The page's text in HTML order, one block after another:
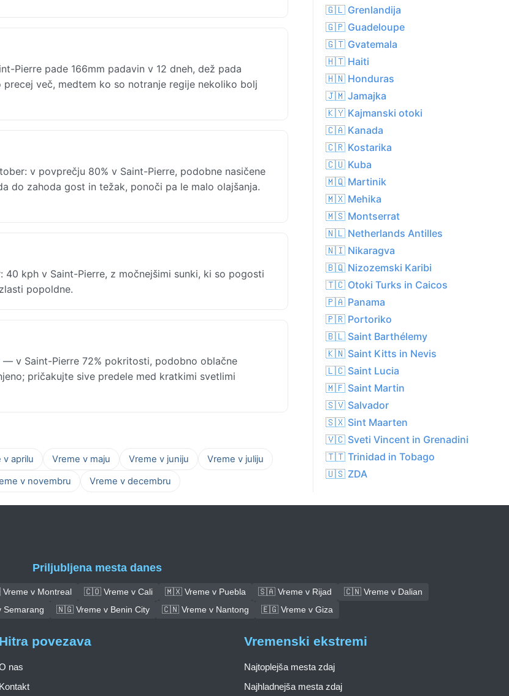
Pierre pade 166mm padavin v 12 dneh, dež pada
več, medtem ko so notranje regije nekoliko bolj
v povprečju 80% v Saint-Pierre, podobne nasičene
do zahoda gost in težak, ponoči pa le malo olajšanja.
kph v Saint-Pierre, z močnejšimi sunki, ki so pogosti
popoldne.
v Saint-Pierre 72% pokritosti, podobno oblačne
pričakujte sive predele med kratkimi svetlimi
v aprilu Vreme v maju Vreme v juniju
Vreme v juliju
v novembru Vreme v decembru
🇬🇱 Grenlandija
🇬🇵 Guadeloupe
🇬🇹 Gvatemala
🇭🇹 Haiti
🇭🇳 Honduras
🇯🇲 Jamajka
🇰🇾 Kajmanski otoki
🇨🇦 Kanada
🇨🇷 Kostarika
🇨🇺 Kuba
🇲🇶 Martinik
🇲🇽 Mehika
🇲🇸 Montserrat
🇳🇱 Netherlands Antilles
🇳🇮 Nikaragva
🇧🇶 Nizozemski Karibi
🇹🇨 Otoki Turks in Caicos
🇵🇦 Panama
🇵🇷 Portoriko
🇧🇱 Saint Barthélemy
🇰🇳 Saint Kitts in Nevis
🇱🇨 Saint Lucia
🇲🇫 Saint Martin
🇸🇻 Salvador
🇸🇽 Sint Maarten
🇻🇨 Sveti Vincent in Grenadini
🇹🇹 Trinidad in Tobago
🇺🇸 ZDA
Priljubljena mesta danes
v Montreal 🇨🇴 Vreme v Cali 🇲🇽 Vreme v Puebla 🇸🇦 Vreme v Rijad
🇨🇳 Vreme v Dalian
🇳🇬 Vreme v Benin City 🇨🇳 Vreme v Nantong 🇪🇬 Vreme v Giza
Hitra povezava
nas
Kontakt
Vremenski ekstremi
Najtoplejša mesta zdaj
Najhladnejša mesta zdaj